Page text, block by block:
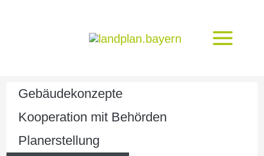
Gebäudekonzepte
Kooperation mit Behörden
Planerstellung